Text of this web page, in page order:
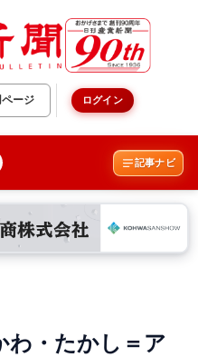
ージ ログイン
記事ナビ
・たかし＝ア